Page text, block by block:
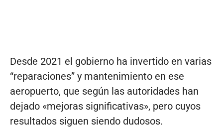
Desde 2021 el gobierno ha invertido en varias
“reparaciones” y mantenimiento en ese
aeropuerto, que según las autoridades han
dejado «mejoras significativas», pero cuyos
resultados siguen siendo dudosos.